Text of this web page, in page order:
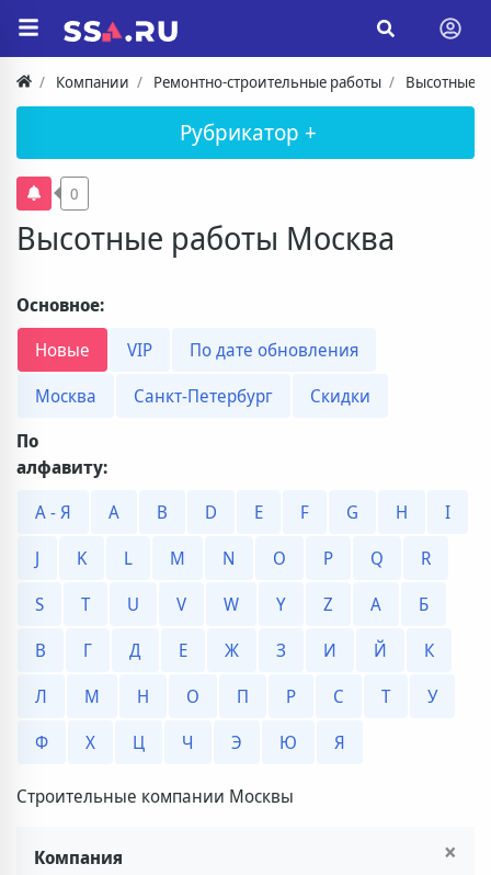
Компании Ремонтно-строительные работы Высотные
Рубрикатор +
Высотные работы Москва
0
Основное:
Новые
VIP
По дате обновления
Москва
Санкт-Петербург
Скидки
По
алфавиту:
А - Я
A B D E F G H
I
J
K L M N O P Q
R
S
T U V W Y Z А
Б
В
Г Д Е Ж З И Й
К
Л
М Н О П Р С Т
У
Ф
Х Ц Ч Э Ю Я
Строительные компании Москвы
×
Компания